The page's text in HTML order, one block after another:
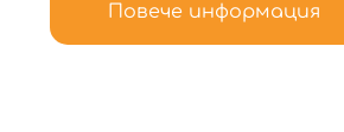
Повече информация